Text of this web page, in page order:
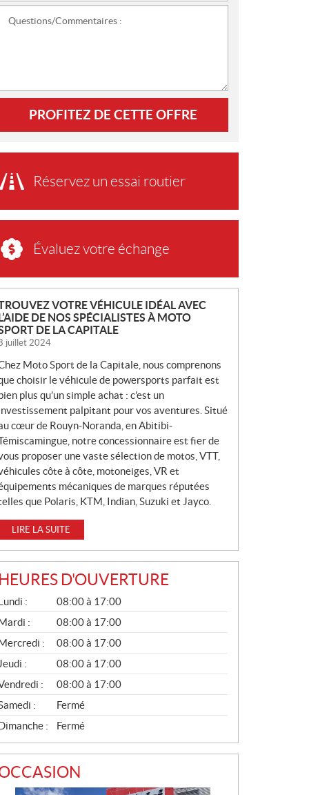
Questions/Commentaires :
PROFITEZ DE CETTE OFFRE
Réservez un essai routier
Évaluez votre échange
V
VOTRE VÉHICULE IDÉAL AVEC
DE NOS SPÉCIALISTES À MOTO
DE LA CAPITALE
juillet 2024
Moto Sport de la Capitale, nous comprenons
choisir le véhicule de powersports parfait est
plus qu’un simple achat : c’est un
palpitant pour vos aventures. Situé
cœur de Rouyn-Noranda, en Abitibi-
notre concessionnaire est fier de
proposer une vaste sélection de motos, VTT,
côte à côte, motoneiges, VR et
mécaniques de marques réputées
que Polaris, KTM, Indian, Suzuki et Jayco.
LIRE LA SUITE
HEURES D'OUVERTURE
:
08:00 à 17:00
:
08:00 à 17:00
:
08:00 à 17:00
Jeudi :
08:00 à 17:00
:
08:00 à 17:00
:
Fermé
:
Fermé